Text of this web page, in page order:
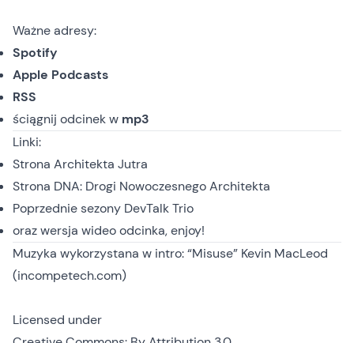
Ważne adresy:
Spotify
Apple Podcasts
RSS
ściągnij odcinekw mp3
Linki:
Strona Architekta Jutra
Strona DNA: Drogi Nowoczesnego Architekta
Poprzednie sezony DevTalk Trio
orazwersja wideoodcinka, enjoy!
Muzyka wykorzystana w intro: “Misuse” Kevin MacLeod
(incompetech.com)
Licensed under